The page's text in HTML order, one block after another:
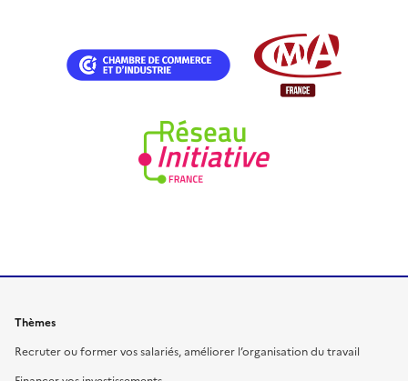
Thèmes
Recruter ou former vos salariés, améliorer l’organisation du travail